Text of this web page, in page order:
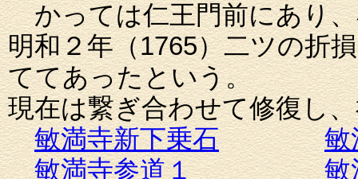
かっては仁王門前にあり、
明和２年（1765）二ツの折
ててあったという。
現在は繋ぎ合わせて修復し
敏満寺新下乗石
敏
敏満寺参道１
敏